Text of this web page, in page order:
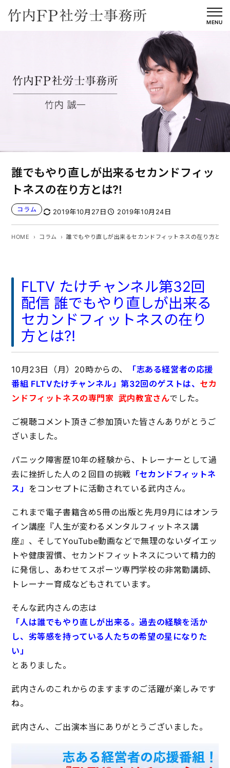
MENU
誰でもやり直しが出来るセカンドフィッ
トネスの在り方とは⁈
コラム 2019年10月27日 2019年10月24日
HOME コラム 誰でもやり直しが出来るセカンドフィットネスの在り方とは
FLTV たけチャンネル第32回
配信 誰でもやり直しが出来る
セカンドフィットネスの在り
方とは⁈
10月23日（月）20時からの、
「志ある経営者の応援
番組 FLTVたけチャンネル」第32回のゲストは、 セカ
ンドフィットネスの専門家 武内教宜さんでした。
ご視聴コメント頂きご参加頂いた皆さんありがとうご
ざいました。
パニック障害歴10年の経験から、トレーナーとして過
去に挫折した人の２回目の挑戦 「セカンドフィットネ
ス」 をコンセプトに活動されている武内さん。
これまで電子書籍含め5冊の出版と先月9月にはオンラ
イン講座『人生が変わるメンタルフィットネス講
座』、そしてYouTube動画などで無理のないダイエッ
トや健康習慣、セカンドフィットネスについて精力的
に発信し、あわせてスポーツ専門学校の非常勤講師、
トレーナー育成などもされています。
そんな武内さんの志は
「人は誰でもやり直しが出来る。過去の経験を活か
し、劣等感を持っている人たちの希望の星になりた
い」
とありました。
武内さんのこれからのますますのご活躍が楽しみです
ね。
武内さん、ご出演本当にありがとうございました。